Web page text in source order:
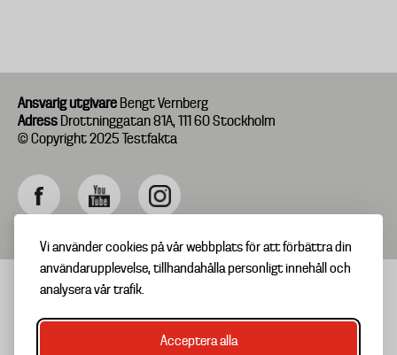
Vi använder cookies på vår webbplats för att förbättra din
användarupplevelse, tillhandahålla personligt innehåll och
analysera vår trafik.
Acceptera alla
Ansvarig utgivare Bengt Vernberg
Adress Drottninggatan 81A, 111 60 Stockholm
© Copyright 2025 Testfakta
TIPSA OSS